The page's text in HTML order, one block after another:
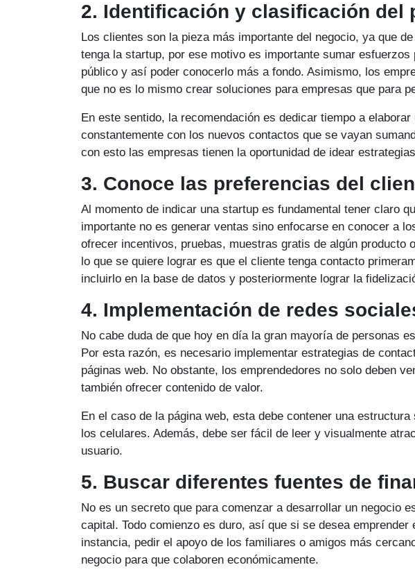
2. Identificación y clasificación del
Los clientes son la pieza más importante del negocio, ya que
tenga la startup, por ese motivo es importante sumar
público y así poder conocerlo más a fondo. Asimismo, los
que no es lo mismo crear soluciones para empresas que para
En este sentido, la recomendación es dedicar tiempo a
constantemente con los nuevos contactos que se vayan
con esto las empresas tienen la oportunidad de idear
3. Conoce las preferencias del
Al momento de indicar una startup es fundamental tener claro
importante no es generar ventas sino enfocarse en conocer a
ofrecer incentivos, pruebas, muestras gratis de algún producto
lo que se quiere lograr es que el cliente tenga contacto
incluirlo en la base de datos y posteriormente lograr la
4. Implementación de redes
No cabe duda de que hoy en día la gran mayoría de personas
Por esta razón, es necesario implementar estrategias de
páginas web. No obstante, los emprendedores no solo deben
también ofrecer contenido de valor.
En el caso de la página web, esta debe contener una
los celulares. Además, debe ser fácil de leer y visualmente
usuario.
5. Buscar diferentes fuentes de
No es un secreto que para comenzar a desarrollar un negocio
capital. Todo comienzo es duro, así que si se desea emprender
instancia, pedir el apoyo de los familiares o amigos más
negocio para que colaboren económicamente.